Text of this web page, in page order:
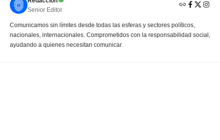
Senior Editor
Comunicamos sin límites desde todas las esferas y sectores políticos,
nacionales, internacionales. Comprometidos con la responsabilidad social,
ayudando a quienes necesitan comunicar.